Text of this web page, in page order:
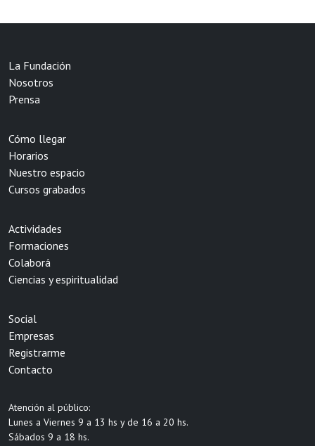
La Fundación
Nosotros
Prensa
Cómo llegar
Horarios
Nuestro espacio
Cursos grabados
Actividades
Formaciones
Colaborá
Ciencias y espiritualidad
Social
Empresas
Registrarme
Contacto
Atención al público:
Lunes a Viernes 9 a 13 hs y de 16 a 20 hs.
Sábados 9 a 18 hs.